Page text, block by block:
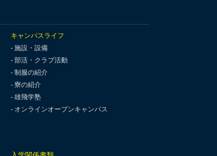
キャンパスライフ
施設・設備
部活・クラブ活動
制服の紹介
寮の紹介
雄飛学塾
オンラインオープンキャンパス